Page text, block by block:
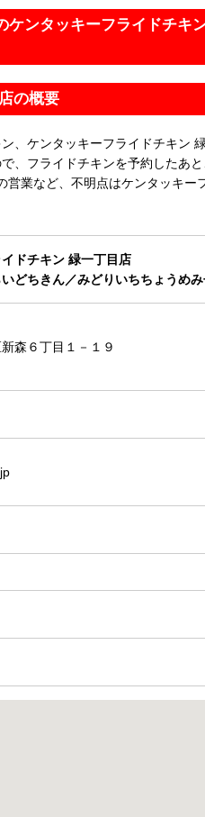
ケンタッキーフライドチキ
の概要
、ケンタッキーフライドチキン
、フライドチキンを予約したあと
営業など、不明点はケンタッキー
ドチキン 緑一丁目店
どちきん／みどりいちちょうめ
森６丁目１－１９